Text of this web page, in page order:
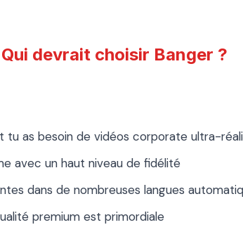
devrait choisir Banger ?
tu as besoin de vidéos corporate ultra-
avec un haut niveau de fidélité
dans de nombreuses langues
premium est primordiale